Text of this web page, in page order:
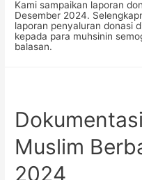
Kami sampaikan laporan
Desember 2024.
laporan penyaluran donasi
kepada para muhsinin
balasan.
Muslim
2024